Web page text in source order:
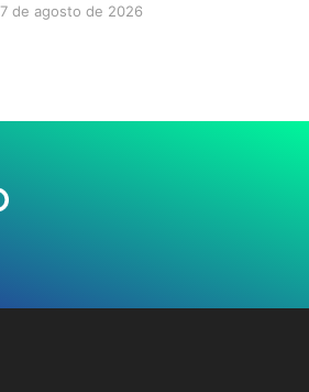
7 de agosto de 2026